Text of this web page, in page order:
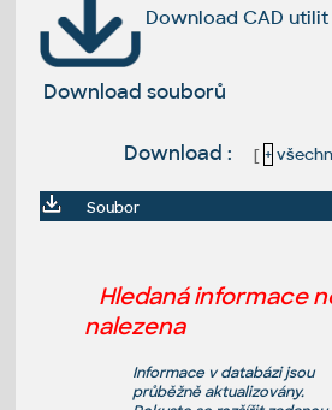
Download CAD utilit
Download souborů
Download : [ +
Soubor
Hledaná informace
nalezena
Informace v databázi jsou
průběžně aktualizovány.